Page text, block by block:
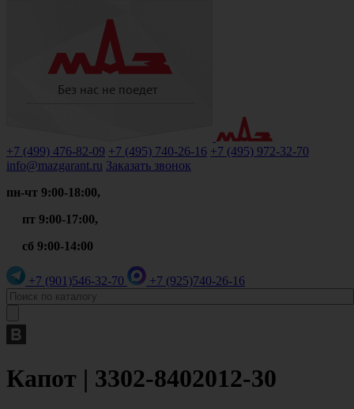
+7 (499) 476-82-09 +7 (495) 740-26-16 +7 (495) 972-32-70
info@mazgarant.ru Заказать звонок
пн-чт 9:00-18:00,
пт 9:00-17:00,
сб 9:00-14:00
+7 (901)546-32-70 +7 (925)740-26-16
Капот | 3302-8402012-30